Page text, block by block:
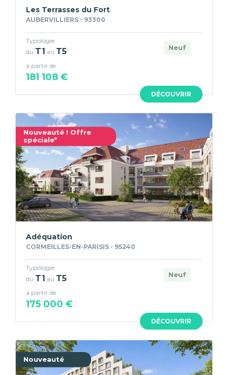
DÉCOUVRIR
Les Terrasses du Fort
AUBERVILLIERS - 93300
Neuf
Typologie
du T1 au T5
à partir de
181 108 €
Nouveauté ! Offre
spéciale*
DÉCOUVRIR
Adéquation
CORMEILLES-EN-PARISIS - 95240
Neuf
Typologie
du T1 au T5
à partir de
175 000 €
Nouveauté